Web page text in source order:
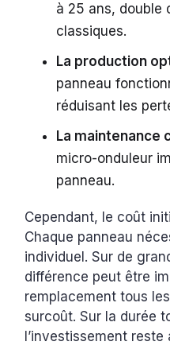
à 25 ans, double
classiques.
La production
panneau
réduisant les
La maintenance
micro-onduleur
panneau.
Cependant, le coût
Chaque panneau
individuel. Sur de
différence peut être
remplacement tous
surcoût. Sur la durée
l’investissement